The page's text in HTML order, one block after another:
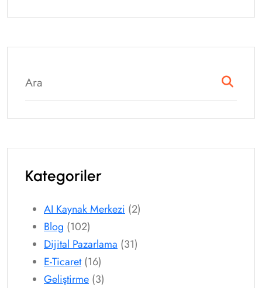
Kategoriler
AI Kaynak Merkezi (2)
Blog (102)
Dijital Pazarlama (31)
E-Ticaret(16)
Geliştirme (3)